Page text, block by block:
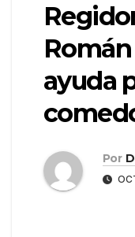
ayuda
Por